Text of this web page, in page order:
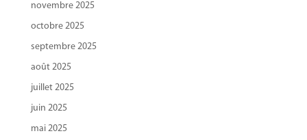
novembre 2025
octobre 2025
septembre 2025
août 2025
juillet 2025
juin 2025
mai 2025